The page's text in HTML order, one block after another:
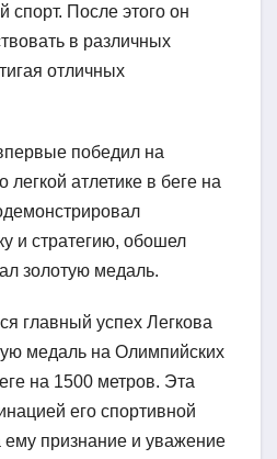
После этого он
в различных
отличных
победил на
атлетике в беге на
и стратегию, обошел
золотую медаль.
главный успех Легкова
медаль на Олимпийских
на 1500 метров. Эта
его спортивной
ему признание и уважение